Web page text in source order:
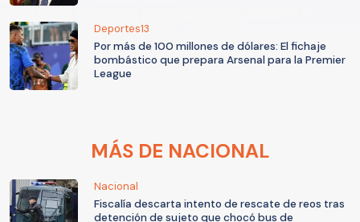
Deportes13
Por más de 100 millones de dólares: El fichaje
bombástico que prepara Arsenal para la Premier
League
MÁS DE NACIONAL
Nacional
Fiscalía descarta intento de rescate de reos tras
detención de sujeto que chocó bus de